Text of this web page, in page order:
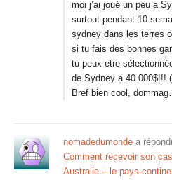
moi j’ai joué un peu a
surtout pendant 10
sydney dans les terres
si tu fais des bonnes
tu peux etre
de Sydney a 40 000$!!!
Bref bien cool,
nomadedumonde a
Comment recevoir son
Australie – le pays-